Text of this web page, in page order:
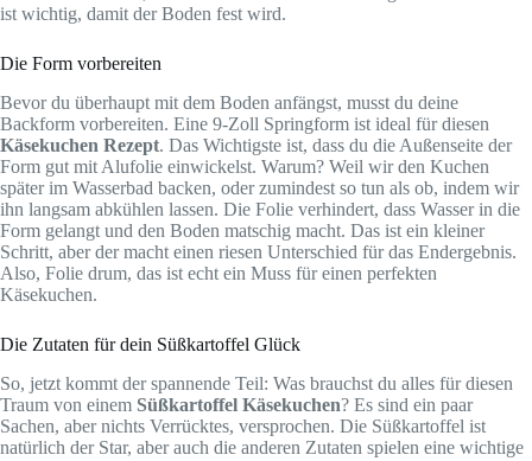
ist wichtig, damit der Boden fest wird.
Die Form vorbereiten
Bevor du überhaupt mit dem Boden anfängst, musst du deine
Backform vorbereiten. Eine 9-Zoll Springform ist ideal für diesen
Käsekuchen Rezept. Das Wichtigste ist, dass du die Außenseite der
Form gut mit Alufolie einwickelst. Warum? Weil wir den Kuchen
später im Wasserbad backen, oder zumindest so tun als ob, indem wir
ihn langsam abkühlen lassen. Die Folie verhindert, dass Wasser in die
Form gelangt und den Boden matschig macht. Das ist ein kleiner
Schritt, aber der macht einen riesen Unterschied für das Endergebnis.
Also, Folie drum, das ist echt ein Muss für einen perfekten
Käsekuchen.
Die Zutaten für dein Süßkartoffel Glück
So, jetzt kommt der spannende Teil: Was brauchst du alles für diesen
Traum von einem Süßkartoffel Käsekuchen? Es sind ein paar
Sachen, aber nichts Verrücktes, versprochen. Die Süßkartoffel ist
natürlich der Star, aber auch die anderen Zutaten spielen eine wichtige